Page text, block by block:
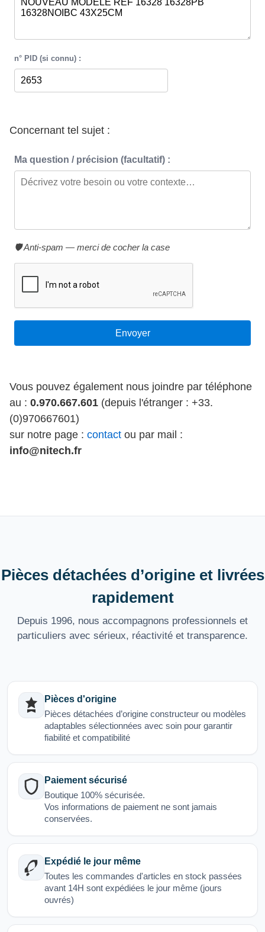
n° PID (si connu) :
Concernant tel sujet :
Ma question / précision (facultatif) :
🛡️ Anti-spam — merci de cocher la case
Vous pouvez également nous joindre par téléphone
au : 0.970.667.601 (depuis l'étranger : +33.
(0)970667601)
sur notre page : contact ou par mail :
info@nitech.fr
Pièces détachées d’origine et livrées
rapidement
Depuis 1996, nous accompagnons professionnels et
particuliers avec sérieux, réactivité et transparence.
Pièces d'origine
Pièces détachées d’origine constructeur ou modèles
adaptables sélectionnées avec soin pour garantir
fiabilité et compatibilité
Paiement sécurisé
Boutique 100% sécurisée.
Vos informations de paiement ne sont jamais
conservées.
Expédié le jour même
Toutes les commandes d'articles en stock passées
avant 14H sont expédiées le jour même (jours
ouvrés)